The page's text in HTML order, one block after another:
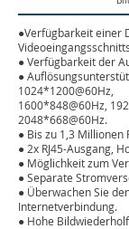
●Verfügbarkeit einer
●Verfügbarkeit der
●
1024*1200@60Hz,
1600*848@60Hz,
2048*668@60Hz.
● Bis zu 1,3 Millionen
● 2x RJ45-Ausgang,
● Möglichkeit zum
●Separate
● Überwachen Sie
Internetverbindung.
● Hohe